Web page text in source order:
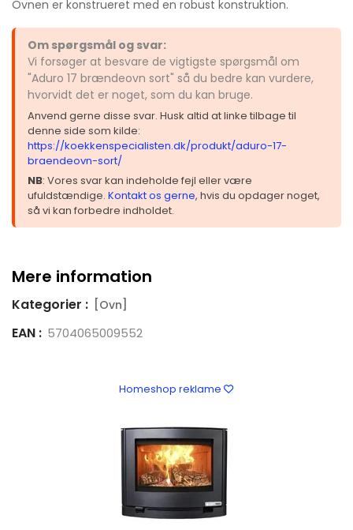
Ovnen er konstrueret med en robust konstruktion.
Om spørgsmål og svar:
Vi forsøger at besvare de vigtigste spørgsmål om
"Aduro 17 brændeovn sort" så du bedre kan vurdere,
hvorvidt det er noget, som du kan bruge.
Anvend gerne disse svar. Husk altid at linke tilbage til
denne side som kilde:
https://koekkenspecialisten.dk/produkt/aduro-17-
braendeovn-sort/
NB: Vores svar kan indeholde fejl eller være
ufuldstændige. Kontakt os gerne, hvis du opdager noget,
så vi kan forbedre indholdet.
Mere information
Kategorier : [Ovn]
EAN : 5704065009552
Homeshop reklame